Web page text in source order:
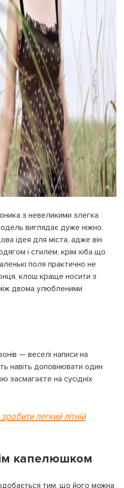
з невеликими злегка
виглядає дуже ніжно,
ідея для міста, адже він
і стилем, крім хіба що
поля практично не
клош краще носити з
двома улюбленими
— веселі написи на
навіть доповнювати один
засмагаєте на сусідніх
легкий літній
капелюшком
тим, що його можна